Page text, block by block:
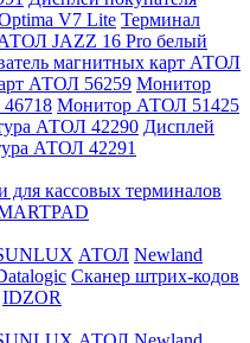
V7 Lite Терминал
JAZZ 16 Pro белый
магнитных карт АТОЛ
АТОЛ 56259 Монитор
Монитор АТОЛ 51425
АТОЛ 42290 Дисплей
АТОЛ 42291
для кассовых терминалов
АТОЛ Newland
Сканер штрих-кодов
IDZOR